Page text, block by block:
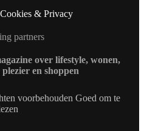
& Privacy
partners
over lifestyle, wonen,
en shoppen
voorbehouden Goed om te